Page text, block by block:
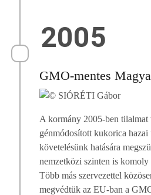
2005
GMO-mentes
A kormány 2005-ben tilalmat
génmódosított kukorica hazai
követelésünk hatására
nemzetközi szinten is komoly
Több más szervezettel
megvédtük az EU-ban a